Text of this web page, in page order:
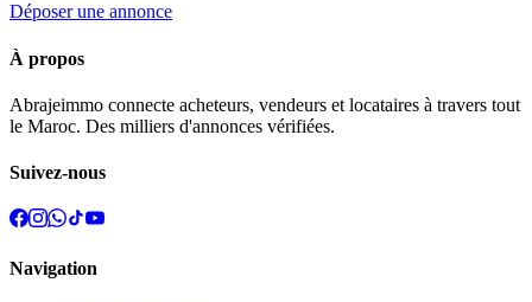
Déposer une annonce
À propos
Abrajeimmo connecte acheteurs, vendeurs et locataires à travers tout
le Maroc. Des milliers d'annonces vérifiées.
Suivez-nous
Navigation